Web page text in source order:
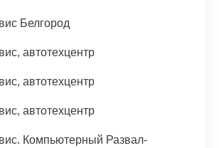
Белгород
автотехцентр
автотехцентр
автотехцентр
Компьютерный Развал-